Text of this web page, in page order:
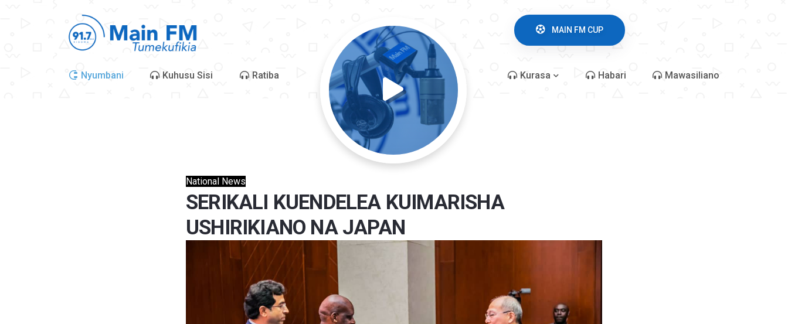
MAIN FM CUP
Nyumbani Kuhusu Sisi Ratiba Kurasa Habari Mawasiliano
National News
SERIKALI KUENDELEA KUIMARISHA
USHIRIKIANO NA JAPAN